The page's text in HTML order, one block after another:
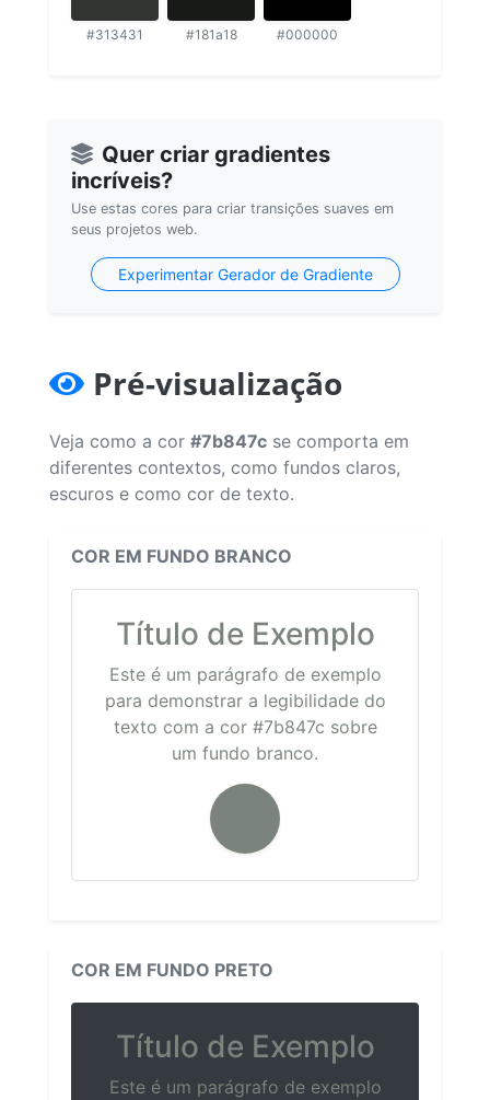
#313431 #181a18 #000000
Quer criar gradientes
incríveis?
Use estas cores para criar transições suaves em
seus projetos web.
Experimentar Gerador de Gradiente
Pré-visualização
Veja como a cor #7b847c se comporta em
diferentes contextos, como fundos claros,
escuros e como cor de texto.
COR EM FUNDO BRANCO
Título de Exemplo
Este é um parágrafo de exemplo
para demonstrar a legibilidade do
texto com a cor #7b847c sobre
um fundo branco.
COR EM FUNDO PRETO
Título de Exemplo
Este é um parágrafo de exemplo